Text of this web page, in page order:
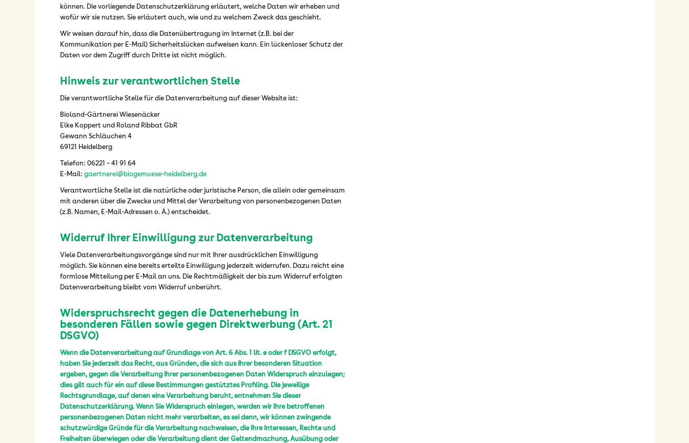
können. Die vorliegende Datenschutzerklärung erläutert, welche Daten wir erheben und
wofür wir sie nutzen. Sie erläutert auch, wie und zu welchem Zweck das geschieht.
Wir weisen darauf hin, dass die Datenübertragung im Internet (z.B. bei der
Kommunikation per E-Mail) Sicherheitslücken aufweisen kann. Ein lückenloser Schutz der
Daten vor dem Zugriff durch Dritte ist nicht möglich.
Hinweis zur verantwortlichen Stelle
Die verantwortliche Stelle für die Datenverarbeitung auf dieser Website ist:
Bioland-Gärtnerei Wiesenäcker
Elke Koppert und Roland Ribbat GbR
Gewann Schläuchen 4
69121 Heidelberg
Telefon: 06221 – 41 91 64
E-Mail:gaertnerei@biogemuese-heidelberg.de
Verantwortliche Stelle ist die natürliche oder juristische Person, die allein oder gemeinsam
mit anderen über die Zwecke und Mittel der Verarbeitung von personenbezogenen Daten
(z.B. Namen, E-Mail-Adressen o. Ä.) entscheidet.
Widerruf Ihrer Einwilligung zur Datenverarbeitung
Viele Datenverarbeitungsvorgänge sind nur mit Ihrer ausdrücklichen Einwilligung
möglich. Sie können eine bereits erteilte Einwilligung jederzeit widerrufen. Dazu reicht eine
formlose Mitteilung per E-Mail an uns. Die Rechtmäßigkeit der bis zum Widerruf erfolgten
Datenverarbeitung bleibt vom Widerruf unberührt.
Widerspruchsrecht gegen die Datenerhebung in
besonderen Fällen sowie gegen Direktwerbung (Art. 21
DSGVO)
Wenn die Datenverarbeitung auf Grundlage von Art. 6 Abs. 1 lit. e oder f DSGVO erfolgt,
haben Sie jederzeit das Recht, aus Gründen, die sich aus Ihrer besonderen Situation
ergeben, gegen die Verarbeitung Ihrer personenbezogenen Daten Widerspruch einzulegen;
dies gilt auch für ein auf diese Bestimmungen gestütztes Profiling. Die jeweilige
Rechtsgrundlage, auf denen eine Verarbeitung beruht, entnehmen Sie dieser
Datenschutzerklärung. Wenn Sie Widerspruch einlegen, werden wir Ihre betroffenen
personenbezogenen Daten nicht mehr verarbeiten, es sei denn, wir können zwingende
schutzwürdige Gründe für die Verarbeitung nachweisen, die Ihre Interessen, Rechte und
Freiheiten überwiegen oder die Verarbeitung dient der Geltendmachung, Ausübung oder